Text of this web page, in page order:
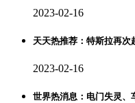
2023-02-16
天天热推荐：特斯拉再次
2023-02-16
世界热消息：电门失灵、